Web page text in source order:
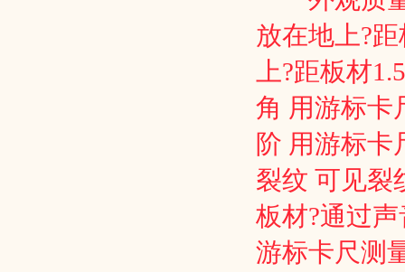
放在地上?
上?距板材
角 用游标卡
阶 用游标卡
裂纹 可见裂
板材?通过
游标卡尺测